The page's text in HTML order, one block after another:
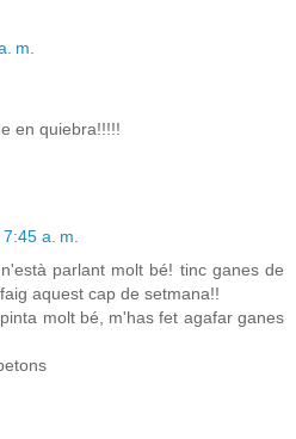
m.
en quiebra!!!!!
a. m.
parlant molt bé! tinc ganes de
aquest cap de setmana!!
molt bé, m'has fet agafar ganes